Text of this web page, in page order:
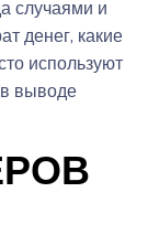
случаями и
денег, какие
используют
выводе